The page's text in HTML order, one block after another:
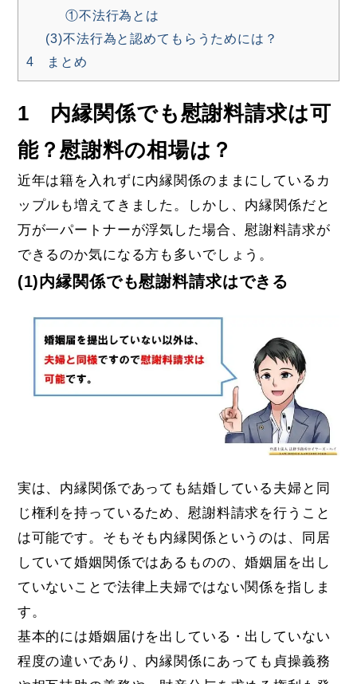
①不法行為とは
(3)不法行為と認めてもらうためには？
4 まとめ
1 内縁関係でも慰謝料請求は可
能？慰謝料の相場は？
近年は籍を入れずに内縁関係のままにしているカ
ップルも増えてきました。しかし、内縁関係だと
万が一パートナーが浮気した場合、慰謝料請求が
できるのか気になる方も多いでしょう。
(1)内縁関係でも慰謝料請求はできる
実は、内縁関係であっても結婚している夫婦と同
じ権利を持っているため、慰謝料請求を行うこと
は可能です。そもそも内縁関係というのは、同居
していて婚姻関係ではあるものの、婚姻届を出し
ていないことで法律上夫婦ではない関係を指しま
す。
基本的には婚姻届けを出している・出していない
程度の違いであり、内縁関係にあっても貞操義務